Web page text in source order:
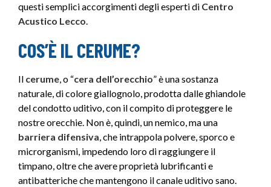
questi semplici accorgimenti degli esperti di Centro
Acustico Lecco.
COS’È IL CERUME?
Il cerume, o “cera dell’orecchio” è una sostanza
naturale, di colore giallognolo, prodotta dalle ghiandole
del condotto uditivo, con il compito di proteggere le
nostre orecchie. Non è, quindi, un nemico, ma una
barriera difensiva, che intrappola polvere, sporco e
microrganismi, impedendo loro di raggiungere il
timpano, oltre che avere proprietà lubrificanti e
antibatteriche che mantengono il canale uditivo sano.